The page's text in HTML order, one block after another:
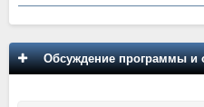
Обсуждение программы и